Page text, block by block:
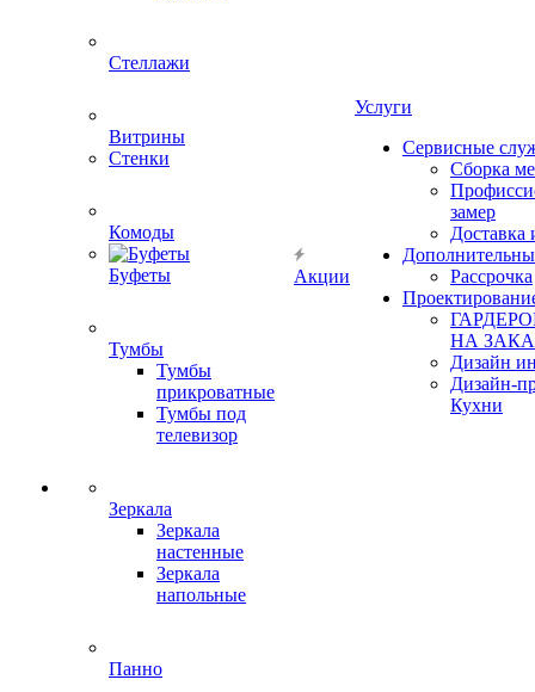
Стеллажи
Витрины
Стенки
Комоды
Буфеты
Тумбы
Тумбы
прикроватные
Тумбы под
телевизор
Зеркала
Зеркала
настенные
Зеркала
напольные
Панно
Акции
Услуги
Сервисные
Сборка
замер
Доставка
Рассрочка
НА
Дизайн
Дизайн-
Кухни